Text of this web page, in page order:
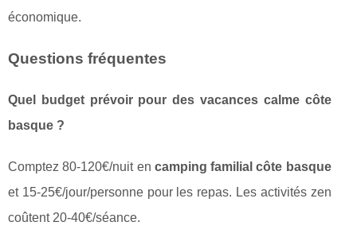
économique.
Questions fréquentes
Quel budget prévoir pour des vacances calme côte
basque ?
Comptez 80-120€/nuit en camping familial côte basque
et 15-25€/jour/personne pour les repas. Les activités zen
coûtent 20-40€/séance.